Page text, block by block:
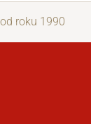
roku 1990